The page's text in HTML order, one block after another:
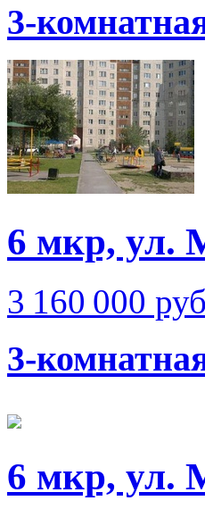
3-
6 мкр, ул.
3 160 000
3-
6 мкр, ул.